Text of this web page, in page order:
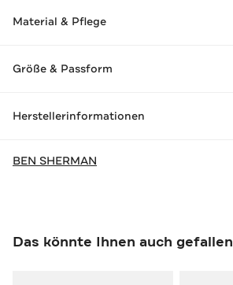
Material & Pflege
Größe & Passform
Herstellerinformationen
BEN SHERMAN
Das könnte Ihnen auch gefallen